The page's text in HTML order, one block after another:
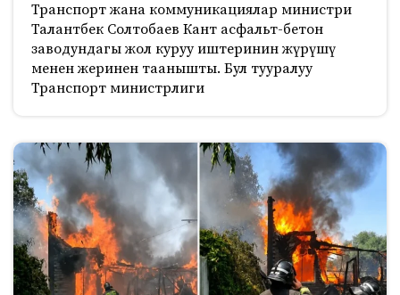
Транспорт жана коммуникациялар министри
Талантбек Солтобаев Кант асфальт-бетон
заводундагы жол куруу иштеринин жүрүшү
менен жеринен таанышты. Бул тууралуу
Транспорт министрлиги